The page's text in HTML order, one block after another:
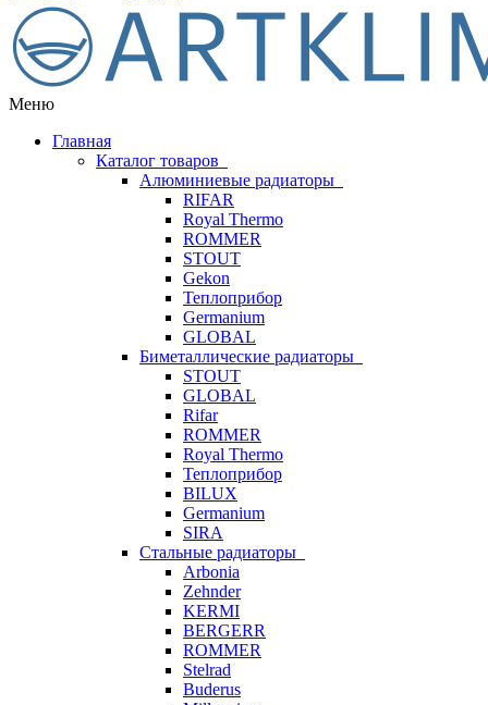
Меню
Главная
Каталог товаров
Алюминиевые радиаторы
RIFAR
Royal Thermo
ROMMER
STOUT
Gekon
Теплоприбор
Germanium
GLOBAL
Биметаллические радиаторы
STOUT
GLOBAL
Rifar
ROMMER
Royal Thermo
Теплоприбор
BILUX
Germanium
SIRA
Стальные радиаторы
Arbonia
Zehnder
KERMI
BERGERR
ROMMER
Stelrad
Buderus